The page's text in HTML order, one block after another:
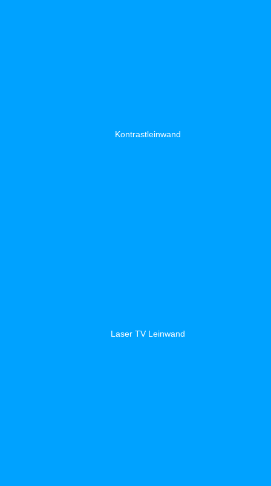
Kontrastleinwand
Laser TV Leinwand